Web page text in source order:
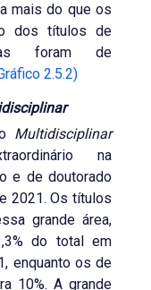
mais do que os
dos títulos de
foram de
2.5.2)
Multidisciplinar
na
e de doutorado
2021. Os títulos
grande área,
do total em
enquanto os de
10%. A grande